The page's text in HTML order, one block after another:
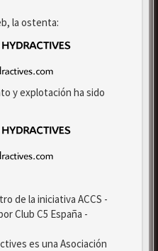
la ostenta:
y explotación ha sido
de la iniciativa ACCS -
Club C5 España -
es una Asociación